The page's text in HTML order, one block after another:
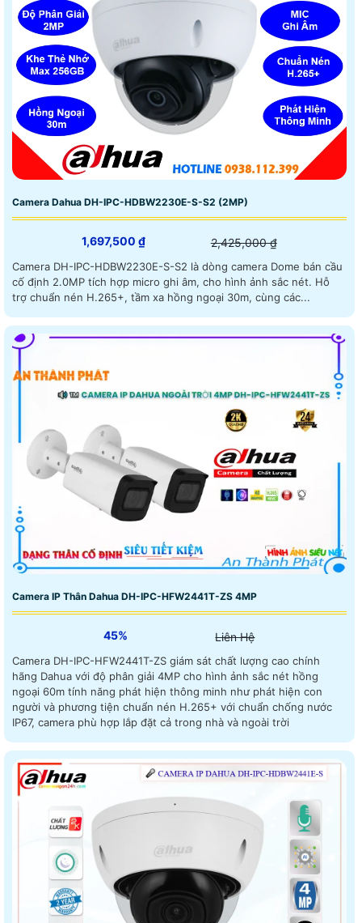
Camera Dahua DH-IPC-HDBW2230E-S-S2 (2MP)
1,697,500 ₫ 2,425,000 ₫
Camera DH-IPC-HDBW2230E-S-S2 là dòng camera Dome bán cầu
cố định 2.0MP tích hợp micro ghi âm, cho hình ảnh sắc nét. Hỗ
trợ chuẩn nén H.265+, tầm xa hồng ngoại 30m, cùng các...
Camera IP Thân Dahua DH-IPC-HFW2441T-ZS 4MP
45% Liên Hệ
Camera DH-IPC-HFW2441T-ZS giám sát chất lượng cao chính
hãng Dahua với độ phân giải 4MP cho hình ảnh sắc nét hồng
ngoại 60m tính năng phát hiện thông minh như phát hiện con
người và phương tiện chuẩn nén H.265+ với chuẩn chống nước
IP67, camera phù hợp lắp đặt cả trong nhà và ngoài trời